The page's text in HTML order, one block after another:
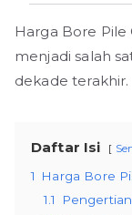
Harga Bore
menjadi salah
dekade terakhir.
Daftar Isi
1
Harga Bore
1.1